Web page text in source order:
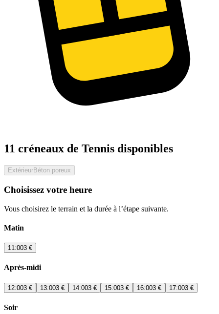
11 créneaux de Tennis disponibles
ExtérieurBéton poreux
Choisissez votre heure
Vous choisirez le terrain et la durée à l’étape suivante.
Matin
11:003 €
Après-midi
12:003 € 13:003 € 14:003 € 15:003 € 16:003 € 17:003 €
Soir